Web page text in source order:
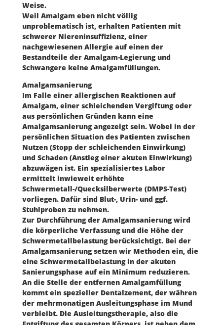
Weise.
Weil Amalgam eben nicht völlig
unproblematisch ist, erhalten Patienten mit
schwerer Niereninsuffizienz, einer
nachgewiesenen Allergie auf einen der
Bestandteile der Amalgam-Legierung und
Schwangere keine Amalgamfüllungen.
Amalgamsanierung
Im Falle einer allergischen Reaktionen auf
Amalgam, einer schleichenden Vergiftung oder
aus persönlichen Gründen kann eine
Amalgamsanierung angezeigt sein. Wobei in der
persönlichen Situation des Patienten zwischen
Nutzen (Stopp der schleichenden Einwirkung)
und Schaden (Anstieg einer akuten Einwirkung)
abzuwägen ist. Ein spezialisiertes Labor
ermittelt inwieweit erhöhte
Schwermetall-/Quecksilberwerte (DMPS-Test)
vorliegen. Dafür sind Blut-, Urin- und ggf.
Stuhlproben zu nehmen.
Zur Durchführung der Amalgamsanierung wird
die körperliche Verfassung und die Höhe der
Schwermetallbelastung berücksichtigt. Bei der
Amalgamsanierung setzen wir Methoden ein, die
eine Schwermetallbelastung in der akuten
Sanierungsphase auf ein Minimum reduzieren.
An die Stelle der entfernen Amalgamfüllung
kommt ein spezieller Dentalzement, der währen
der mehrmonatigen Ausleitungsphase im Mund
verbleibt. Die Ausleitungstherapie, also die